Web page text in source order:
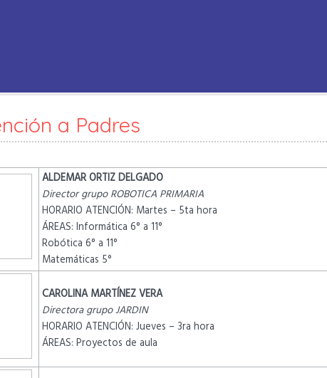
a Padres
ALDEMAR ORTIZ DELGADO
Director grupo ROBOTICA PRIMARIA
HORARIO ATENCIÓN: Martes – 5ta hora
ÁREAS: Informática 6° a 11°
Robótica 6° a 11°
Matemáticas 5°
CAROLINA MARTÍNEZ VERA
Directora grupo JARDIN
HORARIO ATENCIÓN: Jueves – 3ra hora
ÁREAS: Proyectos de aula